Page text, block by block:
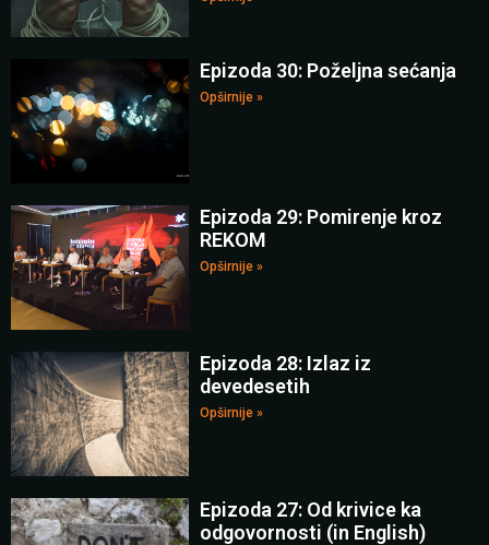
Epizoda 30: Poželjna sećanja
Opširnije »
Epizoda 29: Pomirenje kroz
REKOM
Opširnije »
Epizoda 28: Izlaz iz
devedesetih
Opširnije »
Epizoda 27: Od krivice ka
odgovornosti (in English)